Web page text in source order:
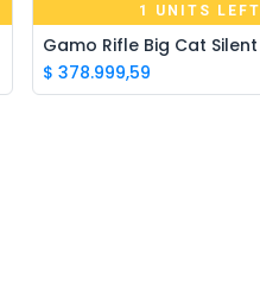
1 UNITS LEFT
Add to Cart
$378.999,59